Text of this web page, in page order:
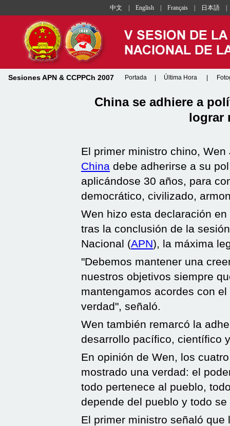
中文 English| Français| 日本語
Sesiones APN & CCPPCh 2007 Portada Última Hora|
China se adhiere a
lograr
El primer ministro chino,
China debe adherirse a su
aplicándose 30 años, para
democrático, civilizado,
Wen hizo esta declaración
tras la conclusión de la
Nacional (APN), la máxima
"Debemos mantener una
nuestros objetivos siempre
mantengamos acordes con
verdad", señaló.
Wen también remarcó la
desarrollo pacífico, científico
En opinión de Wen, los
mostrado una verdad: el
todo pertenece al pueblo,
depende del pueblo y todo
El primer ministro señaló